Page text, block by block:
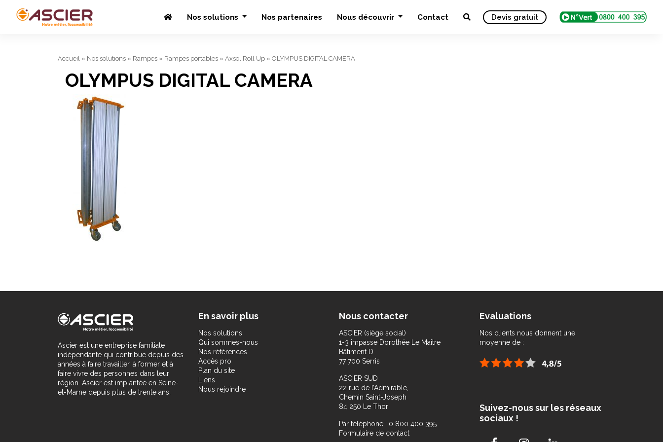
Nos solutions Nos partenaires Nous découvrir Contact Devis gratuit
Accueil » Nos solutions » Rampes » Rampes portables » Axsol Roll Up » OLYMPUS DIGITAL CAMERA
OLYMPUS DIGITAL CAMERA
Ascier est une entreprise familiale
indépendante qui contribue depuis des
années à faire travailler, à former et à
faire vivre des personnes dans leur
région. Ascier est implantée en Seine-
et-Marne depuis plus de trente ans.
En savoir plus
Nos solutions
Qui sommes-nous
Nos références
Accès pro
Plan du site
Liens
Nous rejoindre
Nous contacter
ASCIER (siège social)
1-3 impasse Dorothée Le Maitre
Bâtiment D
77 700 Serris
ASCIER SUD
22 rue de l’Admirable,
Chemin Saint-Joseph
84 250 Le Thor
Par téléphone : 0 800 400 395
Formulaire de contact
Evaluations
Nos clients nous donnent une
moyenne de :
Suivez-nous sur les réseaux
sociaux !